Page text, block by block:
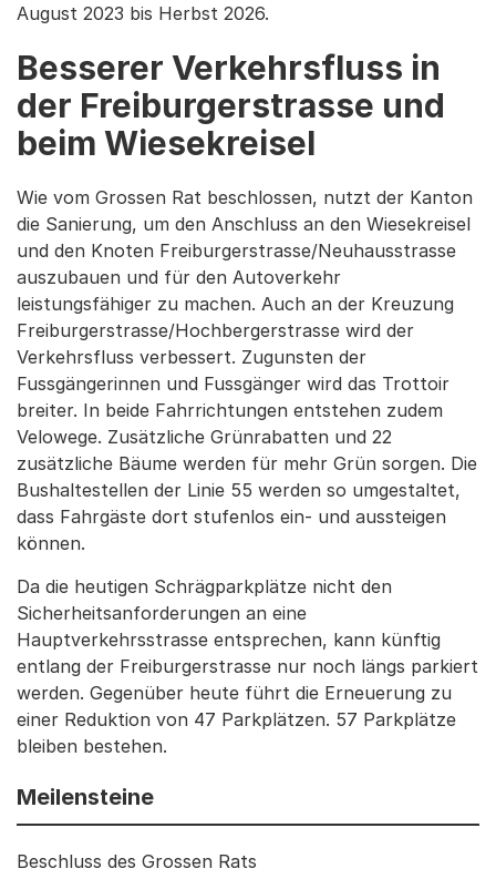
August 2023 bis Herbst 2026.
Besserer Verkehrsfluss in
der Freiburgerstrasse und
beim Wiesekreisel
Wie vom Grossen Rat beschlossen, nutzt der Kanton
die Sanierung, um den Anschluss an den Wiesekreisel
und den Knoten Freiburgerstrasse/Neuhausstrasse
auszubauen und für den Autoverkehr
leistungsfähiger zu machen. Auch an der Kreuzung
Freiburgerstrasse/Hochbergerstrasse wird der
Verkehrsfluss verbessert. Zugunsten der
Fussgängerinnen und Fussgänger wird das Trottoir
breiter. In beide Fahrrichtungen entstehen zudem
Velowege. Zusätzliche Grünrabatten und 22
zusätzliche Bäume werden für mehr Grün sorgen. Die
Bushaltestellen der Linie 55 werden so umgestaltet,
dass Fahrgäste dort stufenlos ein- und aussteigen
können.
Da die heutigen Schrägparkplätze nicht den
Sicherheitsanforderungen an eine
Hauptverkehrsstrasse entsprechen, kann künftig
entlang der Freiburgerstrasse nur noch längs parkiert
werden. Gegenüber heute führt die Erneuerung zu
einer Reduktion von 47 Parkplätzen. 57 Parkplätze
bleiben bestehen.
Meilensteine
Beschluss des Grossen Rats